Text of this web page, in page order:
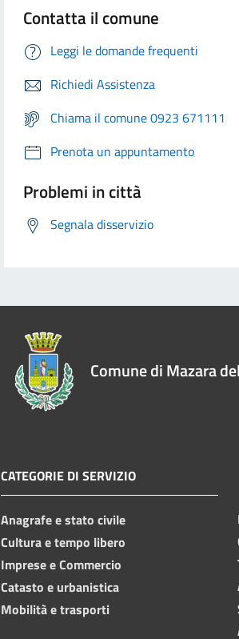
Contatta il comune
Leggi le domande frequenti
Richiedi Assistenza
Chiama il comune 0923 671111
Prenota un appuntamento
Problemi in città
Segnala disservizio
Comune di Mazara
CATEGORIE DI SERVIZIO
Anagrafe e stato civile
Cultura e tempo libero
Imprese e Commercio
Catasto e urbanistica
Mobilità e trasporti